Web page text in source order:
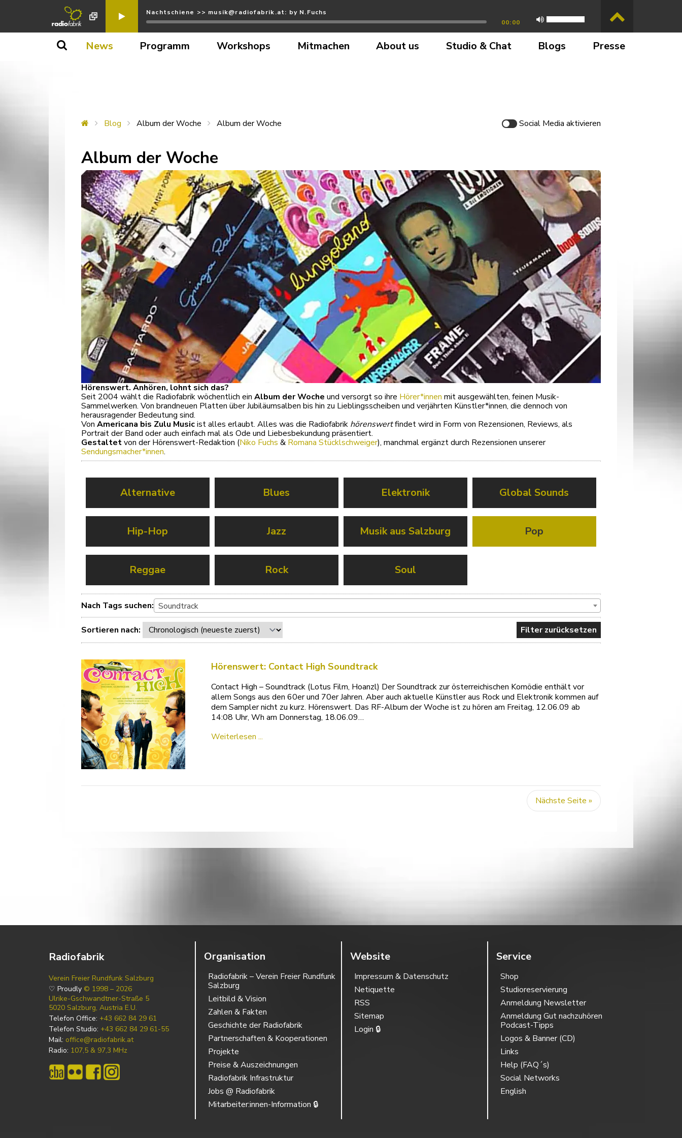
Nachtschiene >> musik@radiofabrik.at: by N.Fuchs
00:00
News Programm Workshops Mitmachen About us Studio & Chat Blogs Presse
Blog Album der Woche Album der Woche Social Media aktivieren
Album der Woche
Hörenswert. Anhören, lohnt sich das?
Seit 2004 wählt die Radiofabrik wöchentlich ein Album der Woche und versorgt so ihre Hörer*innen mit ausgewählten, feinen Musik-
Sammelwerken. Von brandneuen Platten über Jubiläumsalben bis hin zu Lieblingsscheiben und verjährten Künstler*innen, die dennoch von
herausragender Bedeutung sind.
Von Americana bis Zulu Musicist alles erlaubt. Alles was die Radiofabrik hörenswertfindet wird in Form von Rezensionen, Reviews, als
Portrait der Band oder auch einfach mal als Ode und Liebesbekundung präsentiert.
Gestaltetvon der Hörenswert-Redaktion (Niko Fuchs & Romana Stücklschweiger), manchmal ergänzt durch Rezensionen unserer
Sendungsmacher*innen.
Alternative Blues Elektronik Global Sounds
Hip-Hop Jazz Musik aus Salzburg Pop
Reggae Rock Soul
Nach Tags suchen: Soundtrack
Sortieren nach: Filter zurücksetzen
Hörenswert: Contact High Soundtrack
Contact High – Soundtrack (Lotus Film, Hoanzl) Der Soundtrack zur österreichischen Komödie enthält vor
allem Songs aus den 60er und 70er Jahren. Aber auch aktuelle Künstler aus Rock und Elektronik kommen auf
dem Sampler nicht zu kurz. Hörenswert. Das RF-Album der Woche ist zu hören am Freitag, 12.06.09 ab
14:08 Uhr, Wh am Donnerstag, 18.06.09…
Weiterlesen ...
Nächste Seite »
Radiofabrik
Verein Freier Rundfunk Salzburg
♡ Proudly © 1998 – 2026
Ulrike-Gschwandtner-Straße 5
5020 Salzburg, Austria E.U.
Telefon Office: +43 662 84 29 61
Telefon Studio: +43 662 84 29 61-55
Mail: office@radiofabrik.at
Radio: 107,5 & 97,3 MHz
Organisation
Radiofabrik – Verein Freier Rundfunk
Salzburg
Leitbild & Vision
Zahlen & Fakten
Geschichte der Radiofabrik
Partnerschaften & Kooperationen
Projekte
Preise & Auszeichnungen
Radiofabrik Infrastruktur
Jobs @ Radiofabrik
Mitarbeiter:innen-Information 🔒
Website
Impressum & Datenschutz
Netiquette
RSS
Sitemap
Login 🔒
Service
Shop
Studioreservierung
Anmeldung Newsletter
Anmeldung Gut nachzuhören
Podcast-Tipps
Logos & Banner (CD)
Links
Help (FAQ´s)
Social Networks
English